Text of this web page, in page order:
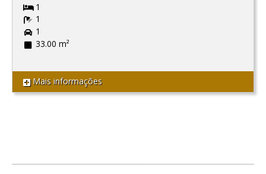
1
1
1
33.00 m²
Mais informações